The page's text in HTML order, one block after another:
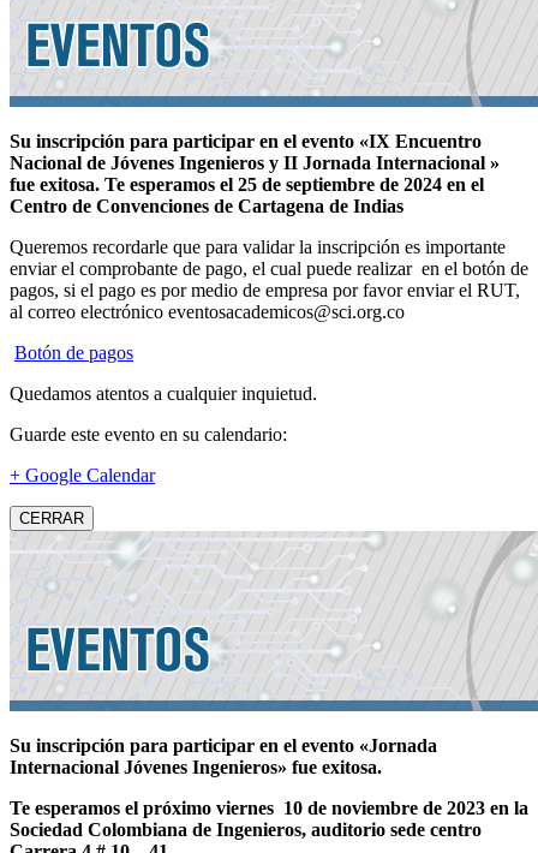
Su inscripción para participar en el evento «IX Encuentro
Nacional de Jóvenes Ingenieros y II Jornada Internacional »
fue exitosa. Te esperamos el 25 de septiembre de 2024 en el
Centro de Convenciones de Cartagena de Indias
Queremos recordarle que para validar la inscripción es importante
enviar el comprobante de pago, el cual puede realizar en el botón de
pagos, si el pago es por medio de empresa por favor enviar el RUT,
al correo electrónico eventosacademicos@sci.org.co
Botón de pagos
Quedamos atentos a cualquier inquietud.
Guarde este evento en su calendario:
+ Google Calendar
CERRAR
Su inscripción para participar en el evento «Jornada
Internacional Jóvenes Ingenieros» fue exitosa.
Te esperamos el próximo viernes 10 de noviembre de 2023 en la
Sociedad Colombiana de Ingenieros, auditorio sede centro